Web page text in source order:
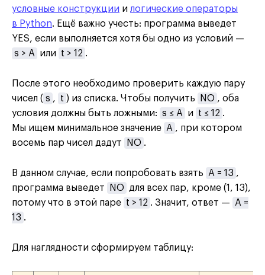
условные конструкции и логические операторы
в Python. Ещё важно учесть: программа выведет
YES, если выполняется хотя бы одно из условий —
s > A
или t > 12 .
После этого необходимо проверить каждую пару
чисел ( s , t ) из списка. Чтобы получить NO , оба
условия должны быть ложными: s ≤ A и t ≤ 12 .
Мы ищем минимальное значение A , при котором
восемь пар чисел дадут
NO .
В данном случае, если попробовать взять A = 13 ,
программа выведет
NO
для всех пар, кроме (1, 13),
потому что в этой паре t > 12 . Значит, ответ —
A =
13 .
Для наглядности сформируем таблицу: